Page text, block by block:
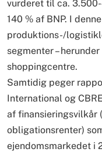
vurderet til ca.
140 % af BNP. I
produktions-/
segmenter –
shoppingcentre.
Samtidig peger
International og
af finansieringsvilkår
obligationsrenter)
ejendomsmarkedet i